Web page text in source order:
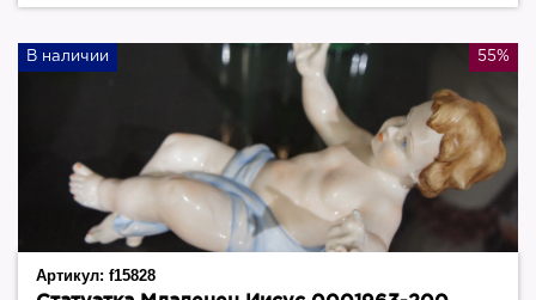
В наличии 55%
Артикул: f15828